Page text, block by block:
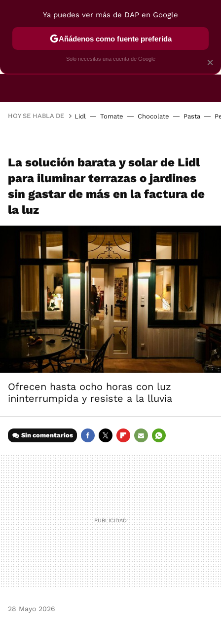
FREIDORAS DE AIRE GUÍAS DE
HOY SE HABLA DE Lidl Tomate Chocolate Pasta
La solución barata y solar de Lidl
para iluminar terrazas o jardines
sin gastar de más en la factura de
la luz
Ofrecen hasta ocho horas con luz
ininterrumpida y resiste a la lluvia
Sin comentarios
MAIL
28 Mayo 2026
×
Ya puedes ver más de DAP en Google
Añádenos como fuente preferida
Solo necesitas una cuenta de Google